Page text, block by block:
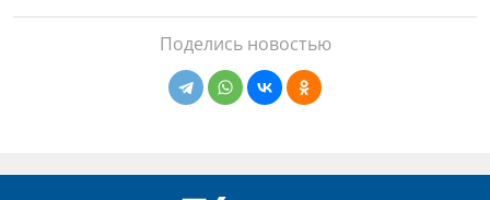
Поделись новостью